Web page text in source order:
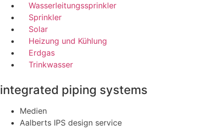
Wasserleitungssprinkler
Sprinkler
Solar
Heizung und Kühlung
Erdgas
Trinkwasser
integrated piping systems
Medien
Aalberts IPS design service